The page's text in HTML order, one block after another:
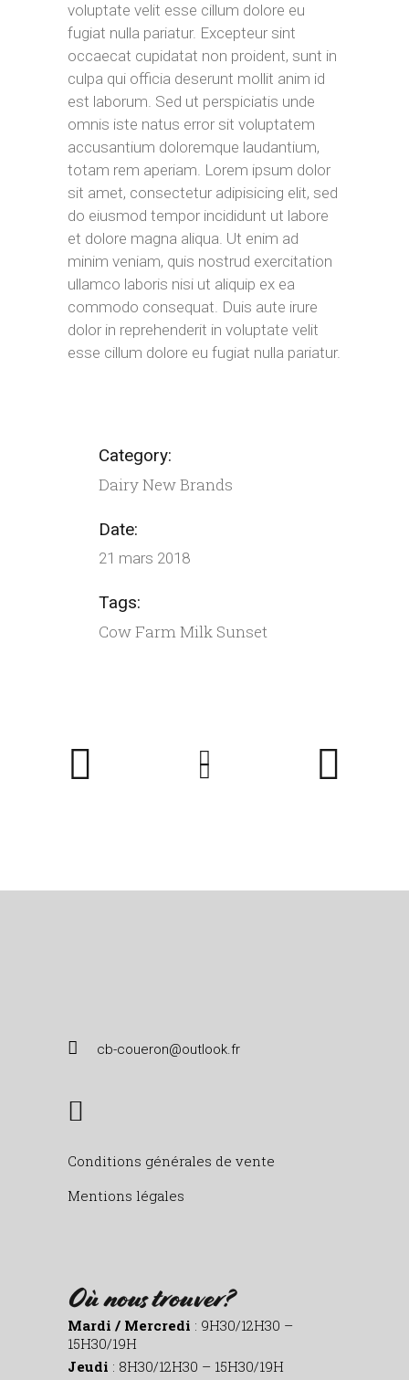
voluptate velit esse cillum dolore eu
fugiat nulla pariatur. Excepteur sint
occaecat cupidatat non proident, sunt in
culpa qui officia deserunt mollit anim id
est laborum. Sed ut perspiciatis unde
omnis iste natus error sit voluptatem
accusantium doloremque laudantium,
totam rem aperiam. Lorem ipsum dolor
sit amet, consectetur adipisicing elit, sed
do eiusmod tempor incididunt ut labore
et dolore magna aliqua. Ut enim ad
minim veniam, quis nostrud exercitation
ullamco laboris nisi ut aliquip ex ea
commodo consequat. Duis aute irure
dolor in reprehenderit in voluptate velit
esse cillum dolore eu fugiat nulla pariatur.
Category:
DairyNew Brands
Date:
21 mars 2018
Tags:
CowFarmMilk Sunset
cb-coueron@outlook.fr
Conditions générales de vente
Mentions légales
Où nous trouver?
Mardi / Mercredi : 9H30/12H30 –
15H30/19H
Jeudi : 8H30/12H30 – 15H30/19H